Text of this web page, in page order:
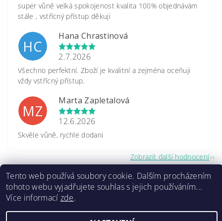
super vůně velká spokojenost kvalita 100% objednávám
stále , vstřícný přístup děkuji
HC
Hana Chrastinová
2.7.2026
Všechno perfektní. Zboží je kvalitní a zejména oceňuji
vždy vstřícný přístup.
MZ
Marta Zapletalová
12.6.2026
Skvěle vůně, rychle dodani
Zobrazit další hodnocení
2026 ©www.caretrade.cz, všechna práva vyhrazena
Tento web používá soubory cookie. Dalším procházením
tohoto webu vyjadřujete souhlas s jejich používáním...
Více informací zde.